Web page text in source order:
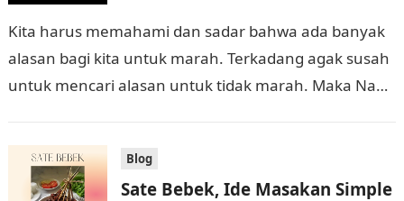
Kita harus memahami dan sadar bahwa ada banyak
alasan bagi kita untuk marah. Terkadang agak susah
untuk mencari alasan untuk tidak marah. Maka Nabi
Blog
Sate Bebek, Ide Masakan Simple